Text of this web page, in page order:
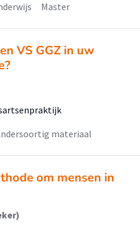
Master
VS GGZ in uw
materiaal
om mensen in